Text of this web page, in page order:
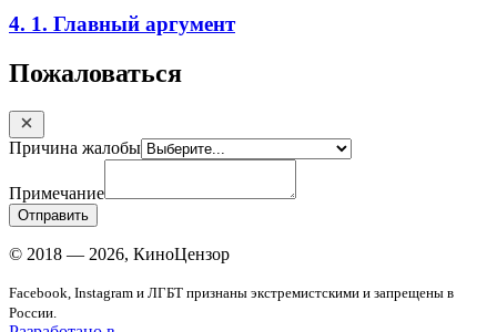
4. 1. Главный аргумент
Пожаловаться
Причина жалобы
Примечание
Отправить
© 2018 — 2026, КиноЦензор
Facebook, Instagram и ЛГБТ признаны экстремистскими и запрещены в
России.